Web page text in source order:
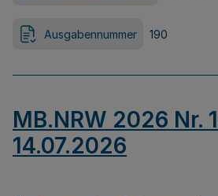
Ausgabennummer 190
MB.NRW 2026 Nr.
14.07.2026